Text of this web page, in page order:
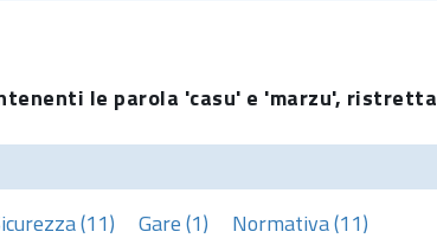
le parola 'casu' e 'marzu',
(11) Gare (1) Normativa (11)